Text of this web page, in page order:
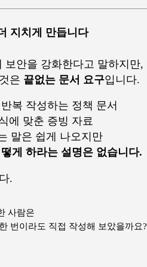
지치게 만듭니다
보안을 강화한다고 말하지만,
은 끝없는 문서 요구입니다.
복 작성하는 정책 문서
에 맞춘 증빙 자료
말은 쉽게 나오지만
게 하라는 설명은 없습니다.
.
사람은
번이라도 직접 작성해 보았을까요?